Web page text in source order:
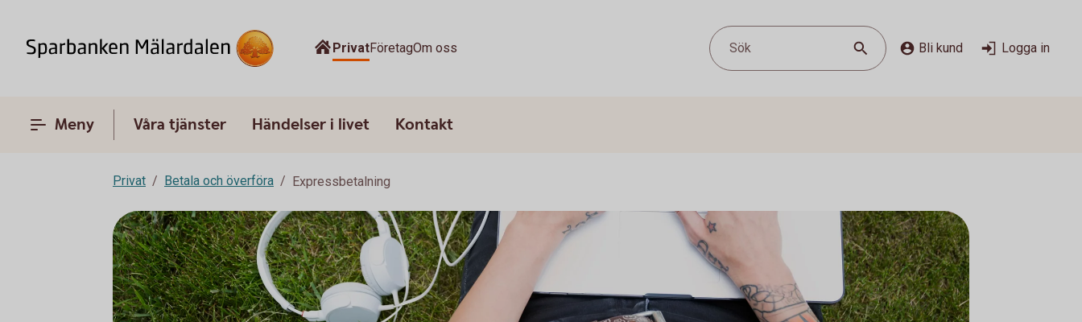
PrivatFöretagOm oss Sök Bli kund Logga in
Meny Våra tjänster Händelser i livet Kontakt
Privat Betala och överföra Expressbetalning